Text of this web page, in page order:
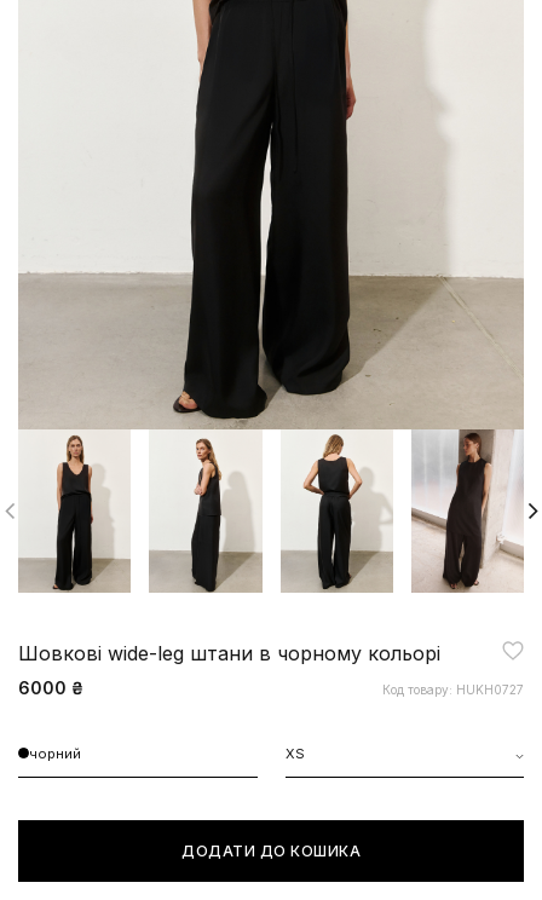
Шовкові wide-leg штани в чорному кольорі
6000 ₴ Код товару: HUKH0727
чорний XS
ДОДАТИ ДО КОШИКА